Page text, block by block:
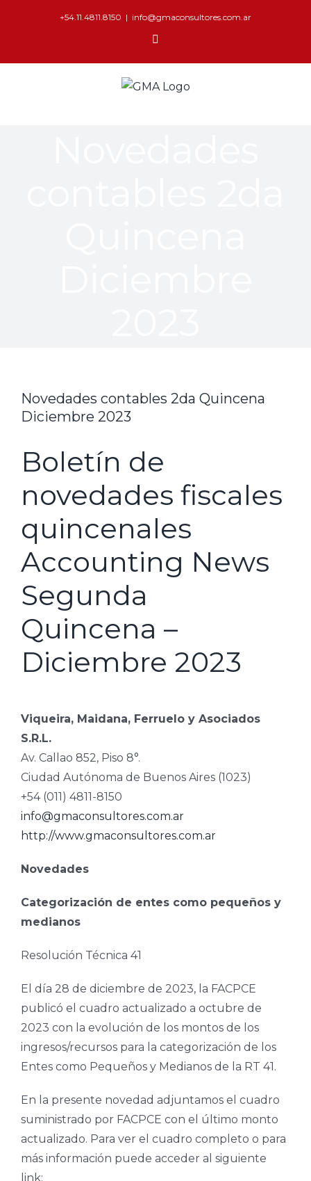
+54.11.4811.8150 | info@gmaconsultores.com.ar
Novedades contables 2da Quincena
Diciembre 2023
Boletín de
novedades fiscales
quincenales
Accounting News
Segunda
Quincena –
Diciembre 2023
Viqueira, Maidana, Ferruelo y Asociados
S.R.L.
Av. Callao 852, Piso 8°.
Ciudad Autónoma de Buenos Aires (1023)
+54 (011) 4811-8150
info@gmaconsultores.com.ar
http://www.gmaconsultores.com.ar
Novedades
Categorización de entes como pequeños y
medianos
Resolución Técnica 41
El día 28 de diciembre de 2023, la FACPCE
publicó el cuadro actualizado a octubre de
2023 con la evolución de los montos de los
ingresos/recursos para la categorización de los
Entes como Pequeños y Medianos de la RT 41.
En la presente novedad adjuntamos el cuadro
suministrado por FACPCE con el último monto
actualizado. Para ver el cuadro completo o para
más información puede acceder al siguiente
link: